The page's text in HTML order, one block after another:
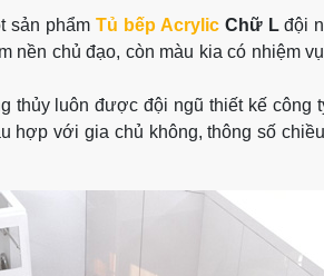
sản phẩm Tủ bếp AcrylicChữ Lđội
nền chủ đạo, còn màu kia có nhiệm
thủy luôn được đội ngũ thiết kế công
hợp với gia chủ không, thông số